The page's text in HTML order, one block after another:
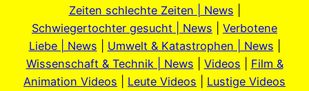
Zeiten schlechte Zeiten | News
Schwiegertochter gesucht | News
Verbotene
Liebe | News
Umwelt & Katastrophen | News
Wissenschaft & Technik | News
Videos
Film &
Animation Videos
Leute Videos Lustige Videos